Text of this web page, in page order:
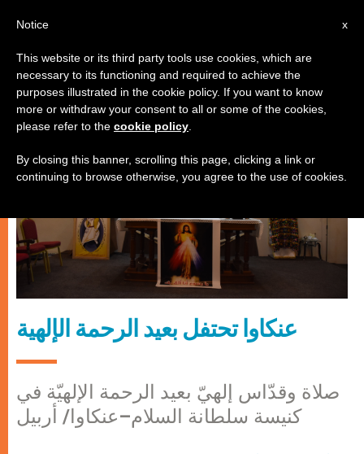
كنيسة محليّة
عنكاوا تحتفل بعيد الرحمة الإلهية
صلاة وقدّاس إلهيّ بعيد الرحمة الإلهيّة في
كنيسة سلطانة السلام–عنكاوا/ أربيل
x
Notice
This website or its third party tools use cookies, which are
necessary to its functioning and required to achieve the
purposes illustrated in the cookie policy. If you want to know
more or withdraw your consent to all or some of the cookies,
please refer to the cookie policy
By closing this banner, scrolling this page, clicking a link or
continuing to browse otherwise, you agree to the use of cookies.